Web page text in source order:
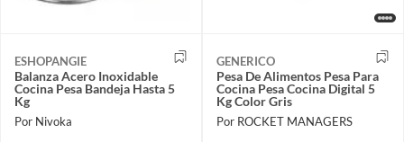
ESHOPANGIE
Balanza Acero Inoxidable
Cocina Pesa Bandeja Hasta 5
Kg
Por Nivoka
GENERICO
Pesa De Alimentos Pesa Para
Cocina Pesa Cocina Digital 5
Kg Color Gris
Por ROCKET MANAGERS